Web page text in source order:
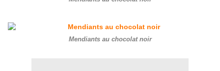
Mendiants au chocolat noir